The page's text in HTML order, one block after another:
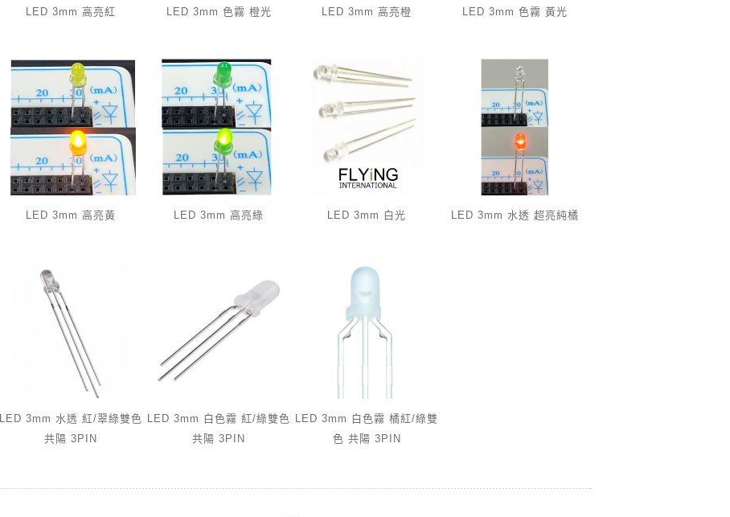
LED 3mm 高亮紅 LED 3mm 色霧 橙光 LED 3mm 高亮橙 LED 3mm 色霧 黃光
LED 3mm 高亮黃 LED 3mm 高亮綠 LED 3mm 白光 LED 3mm 水透 超亮純橘
LED 3mm 水透 紅/翠綠雙色
共陽 3PIN
LED 3mm 白色霧 紅/綠雙色
共陽 3PIN
LED 3mm 白色霧 橘紅/綠雙
色 共陽 3PIN